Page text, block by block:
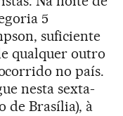
5
suficiente
qualquer outro
no país.
nesta sexta-
de Brasília), à